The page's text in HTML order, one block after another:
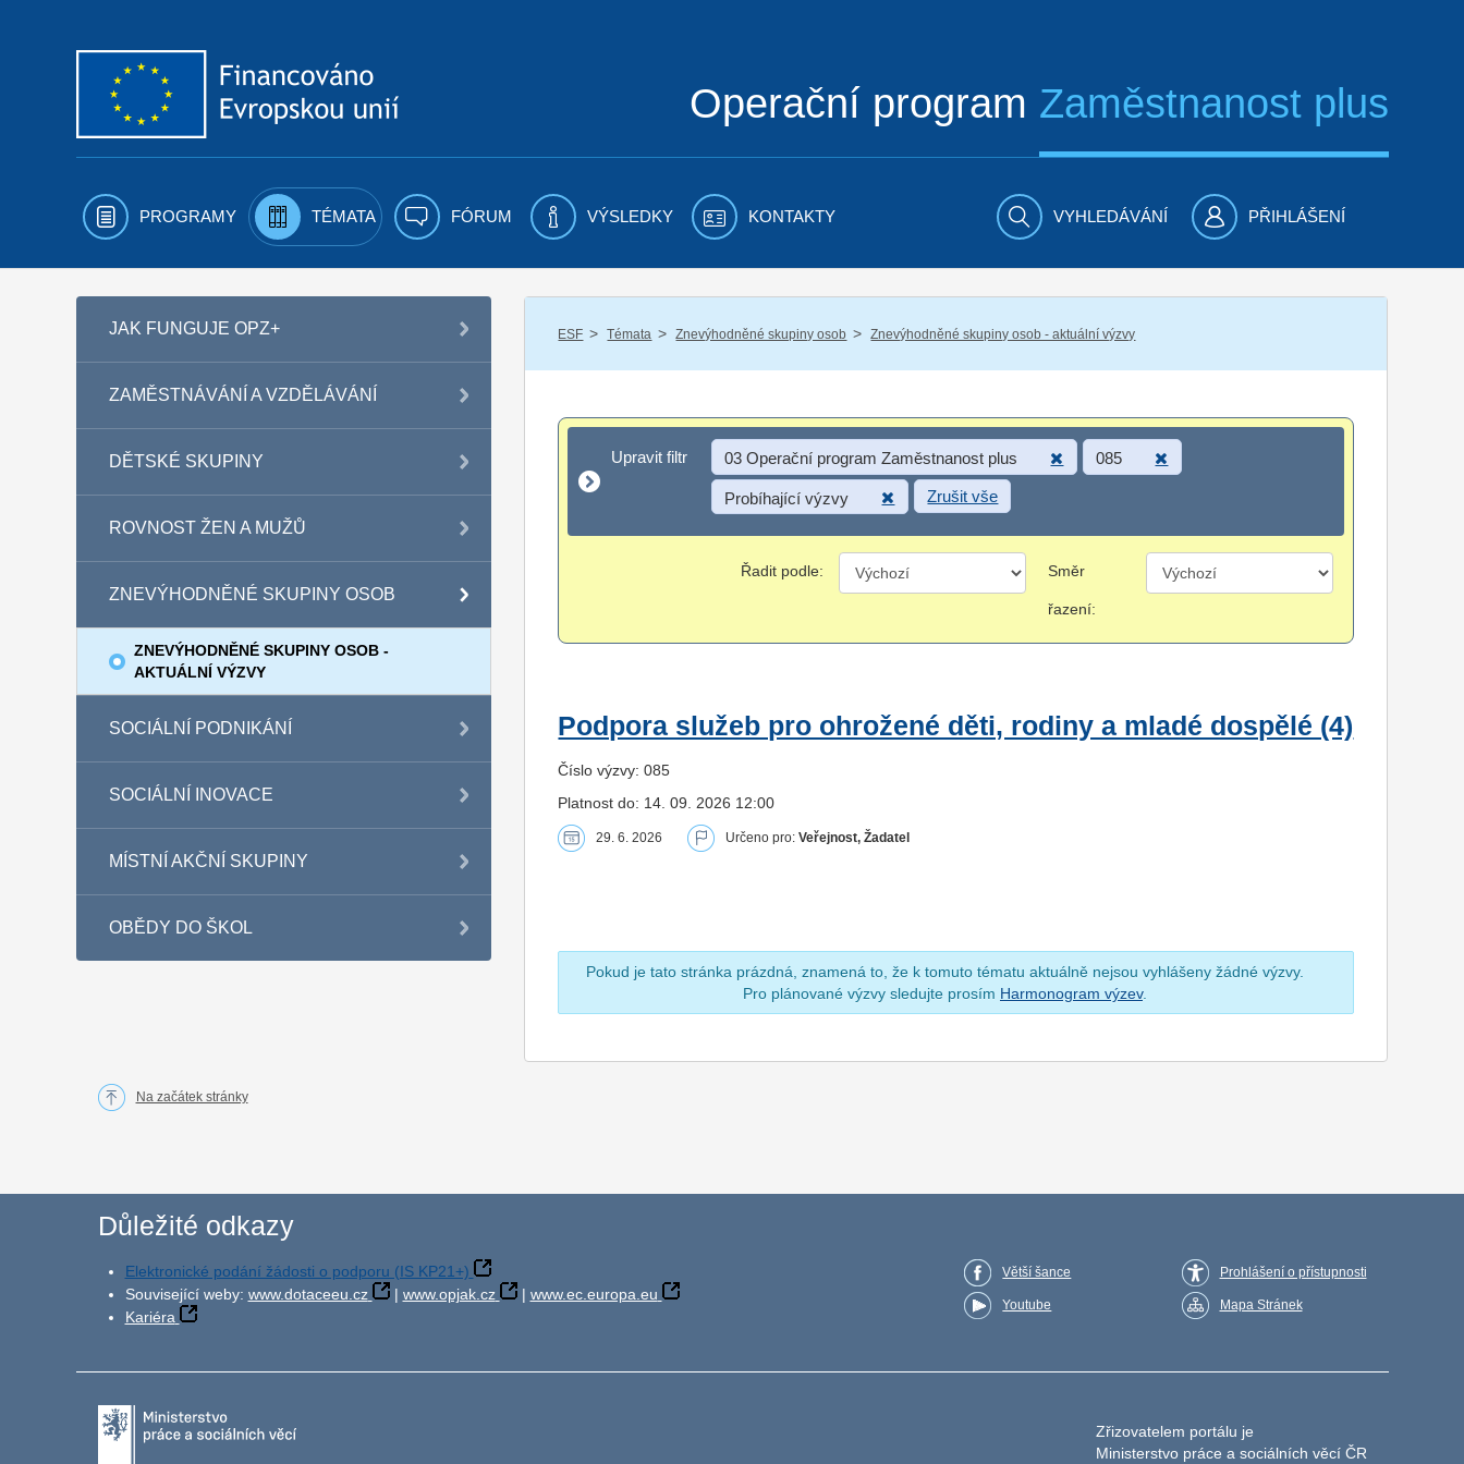
Operační program Zaměstnanost plus
PROGRAMY TÉMATA FÓRUM VÝSLEDKY KONTAKTY VYHLEDÁVÁNÍ PŘIHLÁŠENÍ
JAK FUNGUJE OPZ+
ZAMĚSTNÁVÁNÍ A VZDĚLÁVÁNÍ
DĚTSKÉ SKUPINY
ROVNOST ŽEN A MUŽŮ
ZNEVÝHODNĚNÉ SKUPINY OSOB
ZNEVÝHODNĚNÉ SKUPINY OSOB -
AKTUÁLNÍ VÝZVY
SOCIÁLNÍ PODNIKÁNÍ
SOCIÁLNÍ INOVACE
MÍSTNÍ AKČNÍ SKUPINY
OBĚDY DO ŠKOL
ESF / Témata / Znevýhodněné skupiny osob / Znevýhodněné skupiny osob - aktuální výzvy
Upravit filtr
Upravit filtr 03 Operační program Zaměstnanost plus 085
Probíhající výzvy Zrušit vše
Řadit podle: Směr
řazení:
Podpora služeb pro ohrožené děti, rodiny a mladé dospělé (4)
Číslo výzvy: 085
Platnost do: 14. 09. 2026 12:00
29. 6. 2026 Určeno pro:Veřejnost, Žadatel
Pokud je tato stránka prázdná, znamená to, že k tomuto tématu aktuálně nejsou vyhlášeny žádné výzvy.
Pro plánované výzvy sledujte prosím Harmonogram výzev.
Na začátek stránky
Důležité odkazy
Elektronické podání žádosti o podporu (IS KP21+)
Související weby: www.dotaceeu.cz | www.opjak.cz | www.ec.europa.eu
Kariéra
Větší šance
Youtube
Prohlášení o přístupnosti
Mapa Stránek
Zřizovatelem portálu je
Ministerstvo práce a sociálních věcí ČR